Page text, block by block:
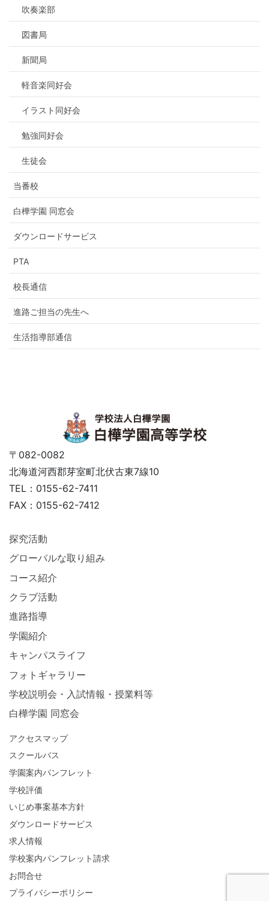
吹奏楽部
図書局
新聞局
軽音楽同好会
イラスト同好会
勉強同好会
生徒会
当番校
白樺学園 同窓会
ダウンロードサービス
PTA
校長通信
進路ご担当の先生へ
生活指導部通信
〒082-0082
北海道河西郡芽室町北伏古東7線10
TEL：0155-62-7411
FAX：0155-62-7412
探究活動
グローバルな取り組み
コース紹介
クラブ活動
進路指導
学園紹介
キャンパスライフ
フォトギャラリー
学校説明会・入試情報・授業料等
白樺学園 同窓会
アクセスマップ
スクールバス
学園案内パンフレット
学校評価
いじめ事案基本方針
ダウンロードサービス
求人情報
学校案内パンフレット請求
お問合せ
プライバシーポリシー